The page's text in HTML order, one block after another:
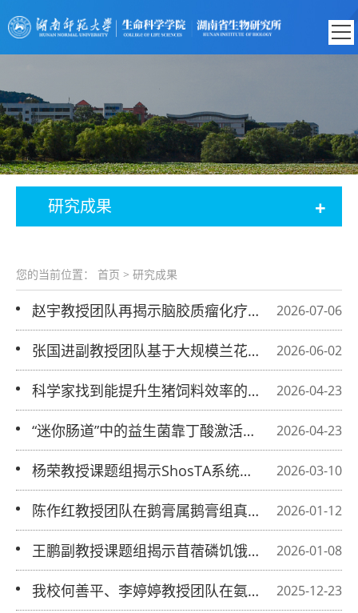
研究成果 +
您的当前位置： 首页 > 研究成果
2026-07-06
赵宇教授团队再揭示脑胶质瘤化疗敏感
性调控机制 2026-06-02
张国进副教授团队基于大规模兰花转录
组研究揭示复杂花形态演化规律 2026-04-23
科学家找到能提升生猪饲料效率的“天
2026-04-23
“迷你肠道”中的益生菌靠丁酸激活肠道
健康开关 2026-03-10
杨荣教授课题组揭示ShosTA系统介导
细菌抗噬菌体防御的分子机制 2026-01-12
陈作红教授团队在鹅膏属鹅膏组真菌的
毒素分布与进化研究 方面取得重要进
展
2026-01-08
王鹏副教授课题组揭示苜蓿磷饥饿反应
调控网络控制微生物介导的氮磷吸收平 2025-12-23
我校何善平、李婷婷教授团队在氨基酸